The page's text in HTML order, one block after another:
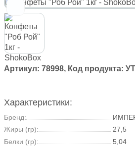
Артикул: 78998, Код продукта:
Характеристики:
Бренд:
Жиры (гр):
27,5
Белки (гр):
5,04